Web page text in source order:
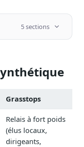
contenus
5 sections
Grasstops
Relais à fort poids
(élus locaux,
dirigeants,